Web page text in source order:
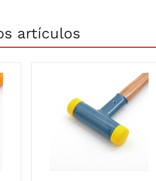
artículos